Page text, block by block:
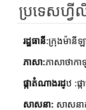
ប្រទេសហ្វី
រដ្ឋធានី:ក្រុងម៉ានីឡ
ភាសា:ភាសាថាក
ផ្កាតំណាងរដ្ឋ :ផ្
សាសនា: សាសន